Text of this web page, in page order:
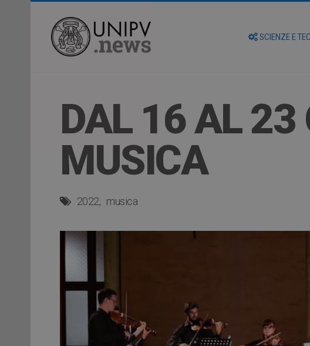
SCIENZE E
DAL 16 AL 23
MUSICA
2022 musica